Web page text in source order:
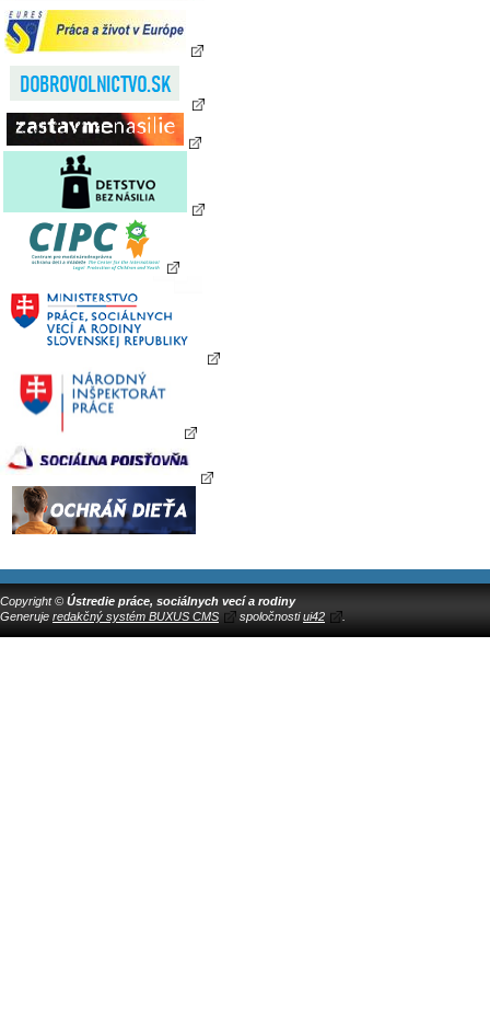
Copyright © Ústredie práce, sociálnych vecí a rodiny
Generuje redakčný systém BUXUS CMS spoločnostiui42